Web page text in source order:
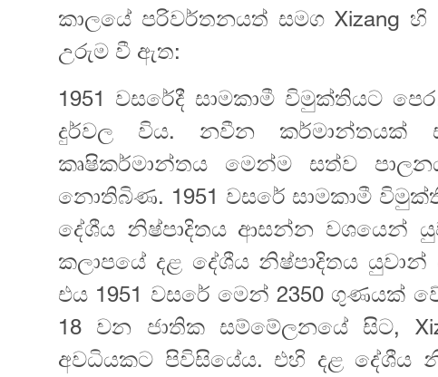
කාලයේ පරිවර්තනයත් සමග Xizang
උරුම වී ඇත:
1951 වසරේදී සාමකාමී විමුක්තියට
දුර්වල විය. නවීන කර්මාන්තයක්
කෘෂිකර්මාන්තය මෙන්ම සත්ව
නොතිබිණ. 1951 වසරේ සාමකාමී
දේශීය නිෂ්පාදිතය ආසන්න වශයෙන්
කලාපයේ දළ දේශීය නිෂ්පාදිතය යුවාන්
එය 1951 වසරේ මෙන් 2350 ගුණයක්
18 වන ජාතික සම්මේලනයේ සිට,
අවධියකට පිවිසියේය. එහි දළ දේශීය